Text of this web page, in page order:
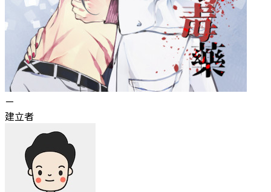
ㄧ
建立者